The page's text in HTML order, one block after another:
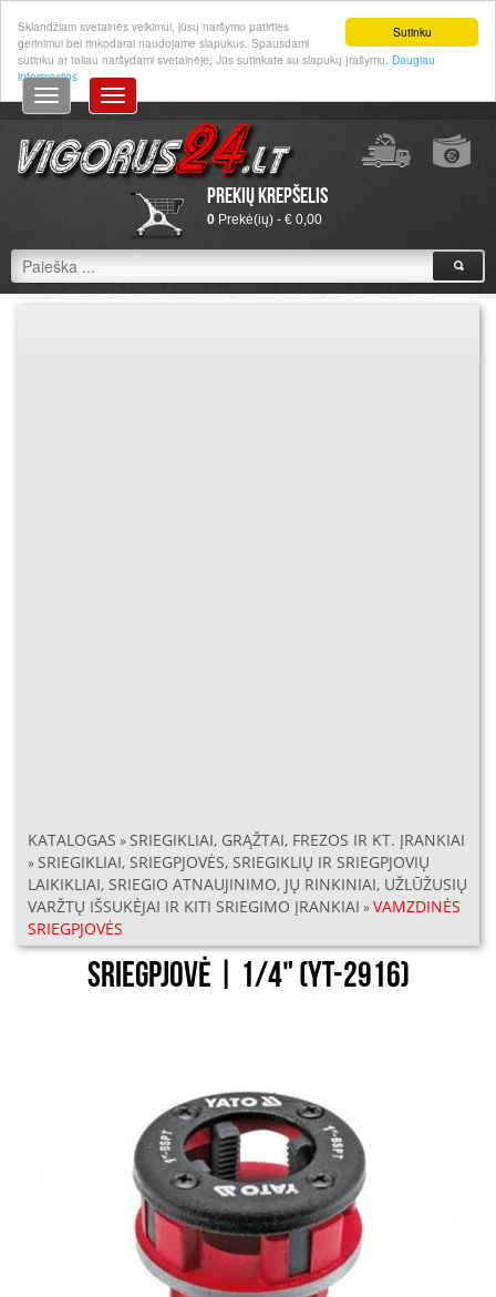
Sutinku
Sklandžiam svetainės veikimui, jūsų naršymo patirties
gerinimui bei rinkodarai naudojame slapukus. Spausdami
sutinku ar toliau naršydami svetainėje, Jūs sutinkate su slapukų įrašymu. Daugiau
informacijos
Prekių krepšelis
0Prekė(ių) - € 0,00
KATALOGAS » SRIEGIKLIAI, GRĄŽTAI, FREZOS IR KT. ĮRANKIAI
» SRIEGIKLIAI, SRIEGPJOVĖS, SRIEGIKLIŲ IR SRIEGPJOVIŲ
LAIKIKLIAI, SRIEGIO ATNAUJINIMO, JŲ RINKINIAI, UŽLŪŽUSIŲ
VARŽTŲ IŠSUKĖJAI IR KITI SRIEGIMO ĮRANKIAI »VAMZDINĖS
SRIEGPJOVĖS
Sriegpjovė | 1/4" (YT-2916)
Prisijungti Registruotis